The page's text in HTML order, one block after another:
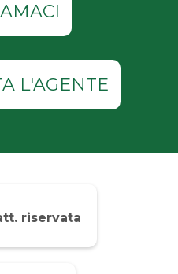
L'AGENTE
riservata